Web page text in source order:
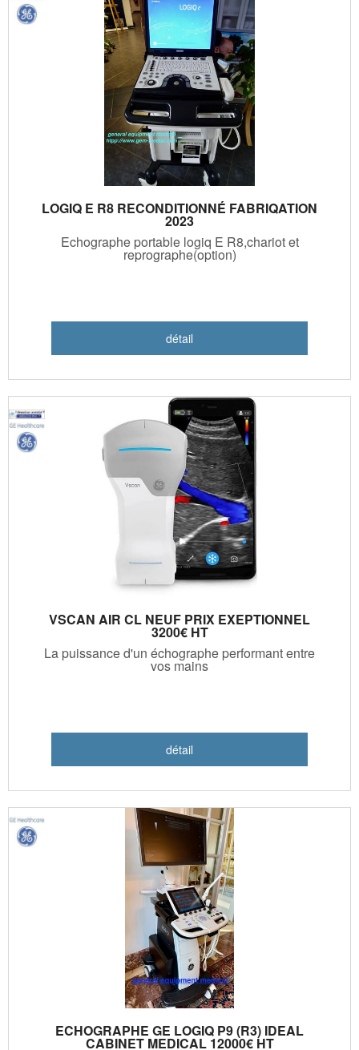
LOGIQ E R8 RECONDITIONNÉ FABRIQATION
2023
Echographe portable logiq E R8,chariot et
reprographe(option)
VSCAN AIR CL NEUF PRIX EXEPTIONNEL
3200€ HT
La puissance d'un échographe performant entre
vos mains
ECHOGRAPHE GE LOGIQ P9 (R3) IDEAL
CABINET MEDICAL 12000€ HT